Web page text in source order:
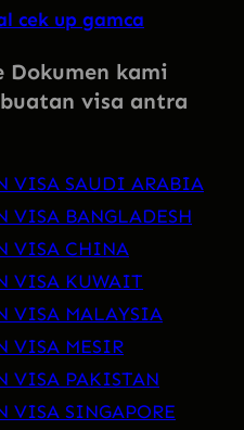
cek up gamca
Dokumen kami
visa antra
VISA SAUDI ARABIA
VISA BANGLADESH
VISA CHINA
VISA KUWAIT
VISA MALAYSIA
VISA MESIR
VISA PAKISTAN
VISA SINGAPORE